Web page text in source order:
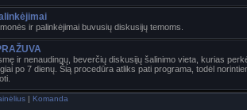
ir palinkėjimai buvusių diskusijų temoms.
ir nenaudingų, beverčių diskusijų šalinimo vieta, kurias
po 7 dienų. Šią procedūra atliks pati programa, todėl
| Komanda